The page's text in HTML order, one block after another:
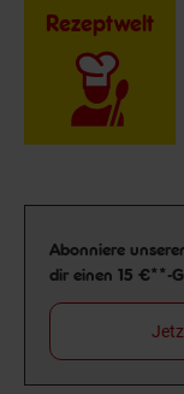
Rezeptwelt
Newsletter
Abonniere
dir einen 15 €**-